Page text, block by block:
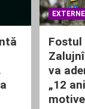
EXTERNE
Fostul
va
„12